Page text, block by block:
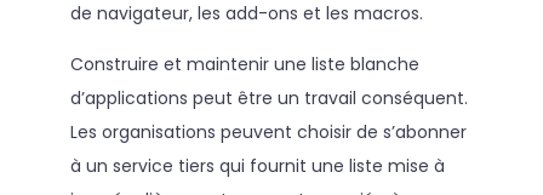
de navigateur, les add-ons et les macros.
Construire et maintenir une liste blanche
d’applications peut être un travail conséquent.
Les organisations peuvent choisir de s’abonner
à un service tiers qui fournit une liste mise à